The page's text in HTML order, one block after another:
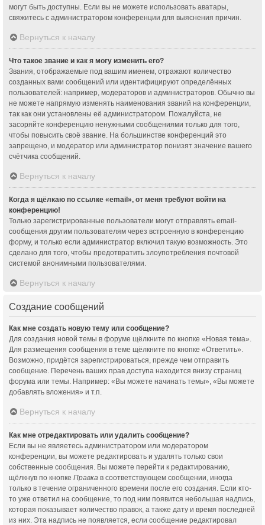
могут быть доступны. Если вы не можете использовать аватары,
свяжитесь с администратором конференции для выяснения причин.
Вернуться к началу
Что такое звание и как я могу изменить его?
Звания, отображаемые под вашим именем, отражают количество
созданных вами сообщений или идентифицируют определённых
пользователей: например, модераторов и администраторов. Обычно вы
не можете напрямую изменять наименования званий на конференции,
так как они установлены её администратором. Пожалуйста, не
засоряйте конференцию ненужными сообщениями только для того,
чтобы повысить своё звание. На большинстве конференций это
запрещено, и модератор или администратор понизят значение вашего
счётчика сообщений.
Вернуться к началу
Когда я щёлкаю по ссылке «email», от меня требуют войти на
конференцию!
Только зарегистрированные пользователи могут отправлять email-
сообщения другим пользователям через встроенную в конференцию
форму, и только если администратор включил такую возможность. Это
сделано для того, чтобы предотвратить злоупотребления почтовой
системой анонимными пользователями.
Вернуться к началу
Создание сообщений
Как мне создать новую тему или сообщение?
Для создания новой темы в форуме щёлкните по кнопке «Новая тема».
Для размещения сообщения в теме щёлкните по кнопке «Ответить».
Возможно, придётся зарегистрироваться, прежде чем отправить
сообщение. Перечень ваших прав доступа находится внизу страниц
форума или темы. Например: «Вы можете начинать темы», «Вы можете
добавлять вложения» и т.п.
Вернуться к началу
Как мне отредактировать или удалить сообщение?
Если вы не являетесь администратором или модератором
конференции, вы можете редактировать и удалять только свои
собственные сообщения. Вы можете перейти к редактированию,
щёлкнув по кнопке Правка в соответствующем сообщении, иногда
только в течение ограниченного времени после его создания. Если кто-
то уже ответил на сообщение, то под ним появится небольшая надпись,
которая показывает количество правок, а также дату и время последней
из них. Эта надпись не появляется, если сообщение редактировал